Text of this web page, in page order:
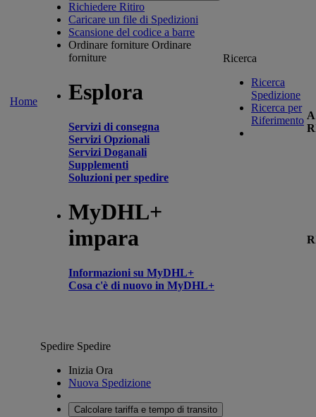
Home
Richiedere Ritiro
Caricare un file di Spedizioni
Scansione del codice a barre
Ordinare forniture Ordinare
forniture
Esplora
Servizi di consegna
Servizi Opzionali
Servizi Doganali
Supplementi
Soluzioni per spedire
MyDHL+
impara
Informazioni su MyDHL+
Cosa c'è di nuovo in MyDHL+
Ricerca
Ricerca
Spedizione
Ricerca per
Riferimento
Spedire Spedire
Inizia Ora
Nuova Spedizione
Calcolare tariffa e tempo di transito